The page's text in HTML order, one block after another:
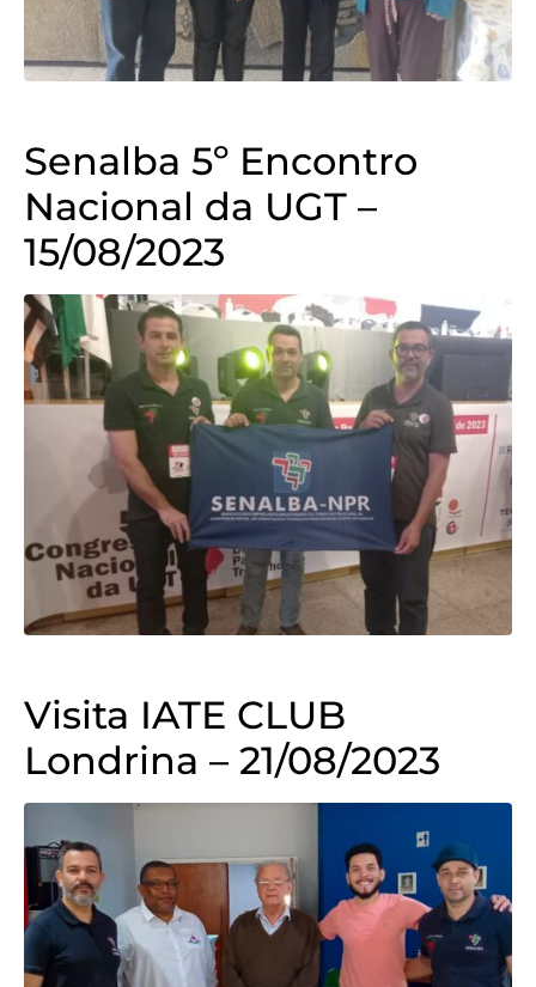
Senalba 5º Encontro
Nacional da UGT –
15/08/2023
Visita IATE CLUB
Londrina – 21/08/2023